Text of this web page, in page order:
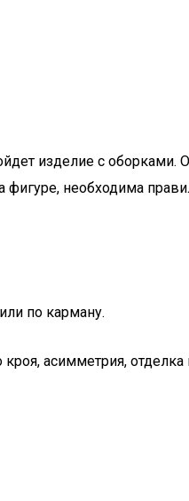
изделие с оборками.
фигуре, необходима
по карману.
асимметрия, отделка